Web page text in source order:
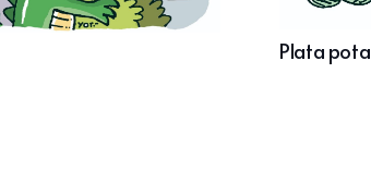
Plata pota